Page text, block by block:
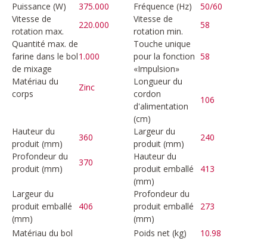
Puissance (W) 375.000 Fréquence (Hz)
50/60
Vitesse de
rotation max.
220.000
Vitesse de
rotation min.
58
Quantité max. de
farine dans le bol
de mixage
1.000
Touche unique
pour la fonction
«Impulsion»
58
Matériau du
corps
Zinc
Longueur du
cordon
d'alimentation
(cm)
106
Hauteur du
produit (mm)
360
Largeur du
produit (mm)
240
Profondeur du
produit (mm)
370
Hauteur du
produit emballé
(mm)
413
Largeur du
produit emballé
(mm)
406
Profondeur du
produit emballé
(mm)
273
Matériau du bol
Poids net (kg)
10.98